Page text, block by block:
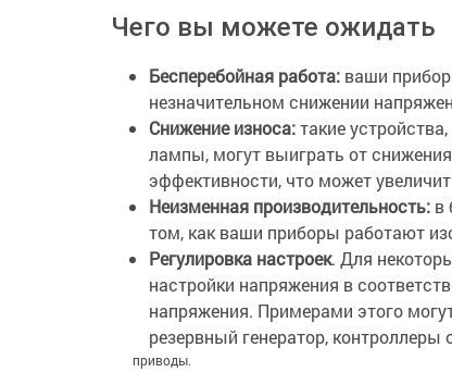
Чего вы можете ожидать
Бесперебойная работа: ваши
незначительном снижении
Снижение износа:такие
лампы, могут выиграть от
эффективности, что может
Неизменная производительность: в
том, как ваши приборы работают
Регулировка настроек. Для
настройки напряжения в
напряжения. Примерами этого
резервный генератор,
приводы.